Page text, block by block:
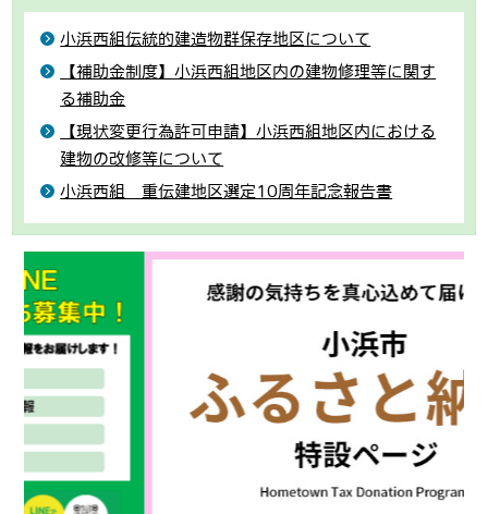
小浜西組伝統的建造物群保存地区について
【補助金制度】小浜西組地区内の建物修理等に関す
る補助金
【現状変更行為許可申請】小浜西組地区内における
建物の改修等について
小浜西組 重伝建地区選定10周年記念報告書